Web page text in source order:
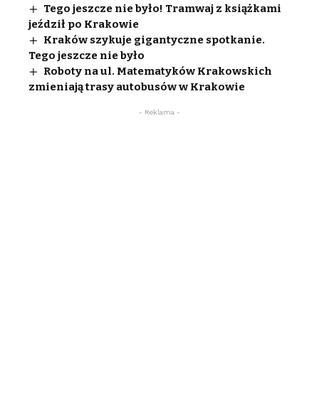
Tego jeszcze nie było! Tramwaj z książkami
jeździł po Krakowie
Kraków szykuje gigantyczne spotkanie.
Tego jeszcze nie było
Roboty na ul. Matematyków Krakowskich
zmieniają trasy autobusów w Krakowie
- Reklama -